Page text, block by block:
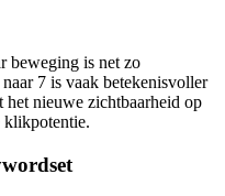
beweging is net zo
7 is vaak betekenisvoller
nieuwe zichtbaarheid op
klikpotentie.